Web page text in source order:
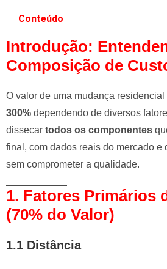
l
e
f
t
l
a
n
k
Conteúdo
Introdução:
Composição de
O valor de uma mudança
300% dependendo de diversos
dissecar todos os componentes
final, com dados reais do mercado e
sem comprometer a qualidade.
1. Fatores Primários
(70% do Valor)
1.1 Distância